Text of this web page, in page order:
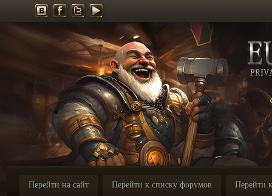
Перейти на сайт Перейти к списку форумов Перейти